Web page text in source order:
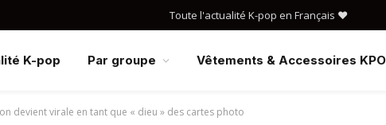
Toute l'actualité K-pop en Français ❤️
K-pop Par groupe Vêtements & Accessoires
devient virale en tant que « dieu » des cartes photo